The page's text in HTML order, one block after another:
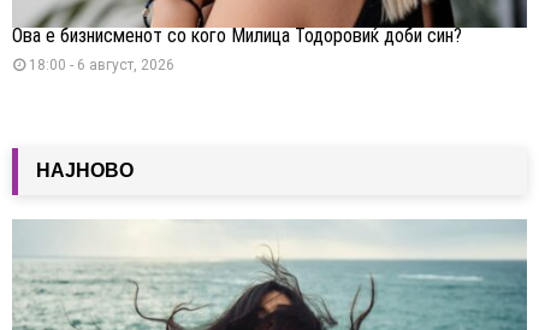
Ова е бизнисменот со кого Милица Тодоровиќ доби син?
18:00 - 6 август, 2026
НАЈНОВО